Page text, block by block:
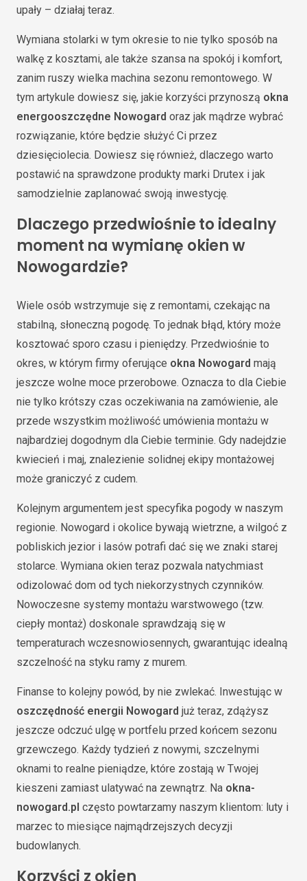
upały – działaj teraz.
Wymiana stolarki w tym okresie to nie tylko sposób na
walkę z kosztami, ale także szansa na spokój i komfort,
zanim ruszy wielka machina sezonu remontowego. W
tym artykule dowiesz się, jakie korzyści przynoszą okna
energooszczędne Nowogard oraz jak mądrze wybrać
rozwiązanie, które będzie służyć Ci przez
dziesięciolecia. Dowiesz się również, dlaczego warto
postawić na sprawdzone produkty marki Drutex i jak
samodzielnie zaplanować swoją inwestycję.
Dlaczego przedwiośnie to idealny
moment na wymianę okien w
Nowogardzie?
Wiele osób wstrzymuje się z remontami, czekając na
stabilną, słoneczną pogodę. To jednak błąd, który może
kosztować sporo czasu i pieniędzy. Przedwiośnie to
okres, w którym firmy oferujące okna Nowogard mają
jeszcze wolne moce przerobowe. Oznacza to dla Ciebie
nie tylko krótszy czas oczekiwania na zamówienie, ale
przede wszystkim możliwość umówienia montażu w
najbardziej dogodnym dla Ciebie terminie. Gdy nadejdzie
kwiecień i maj, znalezienie solidnej ekipy montażowej
może graniczyć z cudem.
Kolejnym argumentem jest specyfika pogody w naszym
regionie. Nowogard i okolice bywają wietrzne, a wilgoć z
pobliskich jezior i lasów potrafi dać się we znaki starej
stolarce. Wymiana okien teraz pozwala natychmiast
odizolować dom od tych niekorzystnych czynników.
Nowoczesne systemy montażu warstwowego (tzw.
ciepły montaż) doskonale sprawdzają się w
temperaturach wczesnowiosennych, gwarantując idealną
szczelność na styku ramy z murem.
Finanse to kolejny powód, by nie zwlekać. Inwestując w
oszczędność energii Nowogard już teraz, zdążysz
jeszcze odczuć ulgę w portfelu przed końcem sezonu
grzewczego. Każdy tydzień z nowymi, szczelnymi
oknami to realne pieniądze, które zostają w Twojej
kieszeni zamiast ulatywać na zewnątrz. Na okna-
nowogard.pl często powtarzamy naszym klientom: luty i
marzec to miesiące najmądrzejszych decyzji
budowlanych.
Korzyści z okien